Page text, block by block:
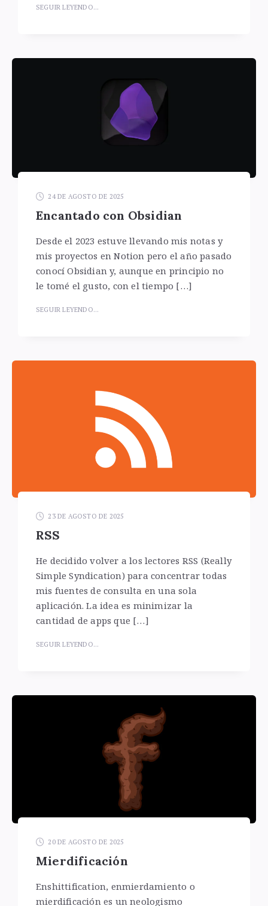
SEGUIR LEYENDO...
24 DE AGOSTO DE 2025
Encantado con Obsidian
Desde el 2023 estuve llevando mis notas y
mis proyectos en Notion pero el año pasado
conocí Obsidian y, aunque en principio no
le tomé el gusto, con el tiempo […]
SEGUIR LEYENDO...
23 DE AGOSTO DE 2025
RSS
He decidido volver a los lectores RSS (Really
Simple Syndication) para concentrar todas
mis fuentes de consulta en una sola
aplicación. La idea es minimizar la
cantidad de apps que […]
SEGUIR LEYENDO...
20 DE AGOSTO DE 2025
Mierdificación
Enshittification, enmierdamiento o
mierdificación es un neologismo